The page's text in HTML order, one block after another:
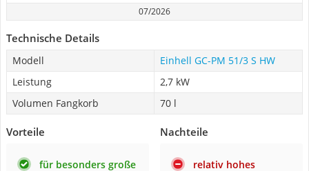
07/2026
Technische Details
Modell
Einhell GC-PM 51/3 S HW
Leistung
2,7 kW
Volumen Fangkorb
70 l
Vorteile
für besonders große
Nachteile
relativ hohes